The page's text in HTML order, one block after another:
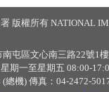
版權所有 NATIONAL
屯區文心南三路22號1樓
期一至星期五 08:00-
總機) 傳真：04-2472-